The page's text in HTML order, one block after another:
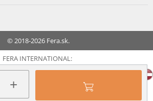
+
© 2018-2026 Fera.sk.
FERA INTERNATIONAL: